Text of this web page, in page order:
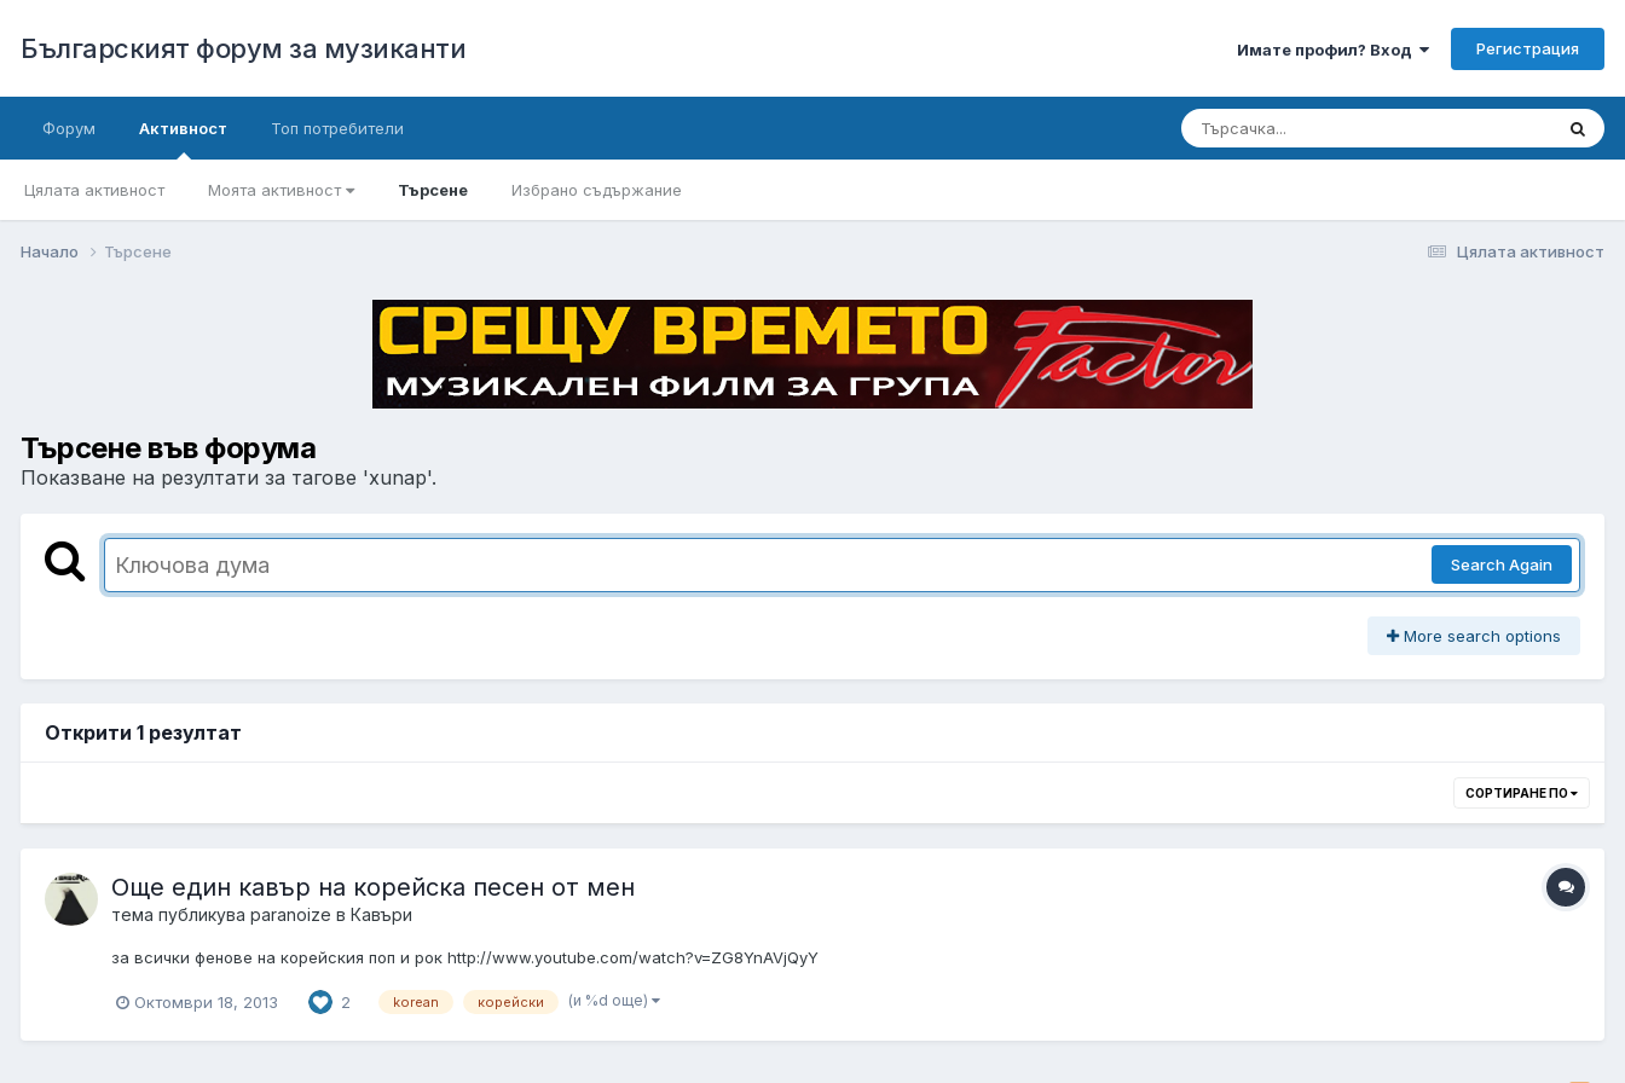
Българският форум за музиканти Имате профил? Вход Регистрация
Форум Активност
Цялата активност Моята активност Търсене Избрано съдържание
Топ потребители
Цялата активност
Начало Търсене
Търсене във форума
Показване на резултати за тагове 'xunap'.
Search Again
More search options
Открити 1 резултат
СОРТИРАНЕ ПО
Още един кавър на корейска песен от мен
тема публикува paranoize в Кавъри
за всички фенове на корейския поп и рок http://www.youtube.com/watch?v=ZG8YnAVjQyY
Октомври 18, 2013 2 korean корейски (и %d още)